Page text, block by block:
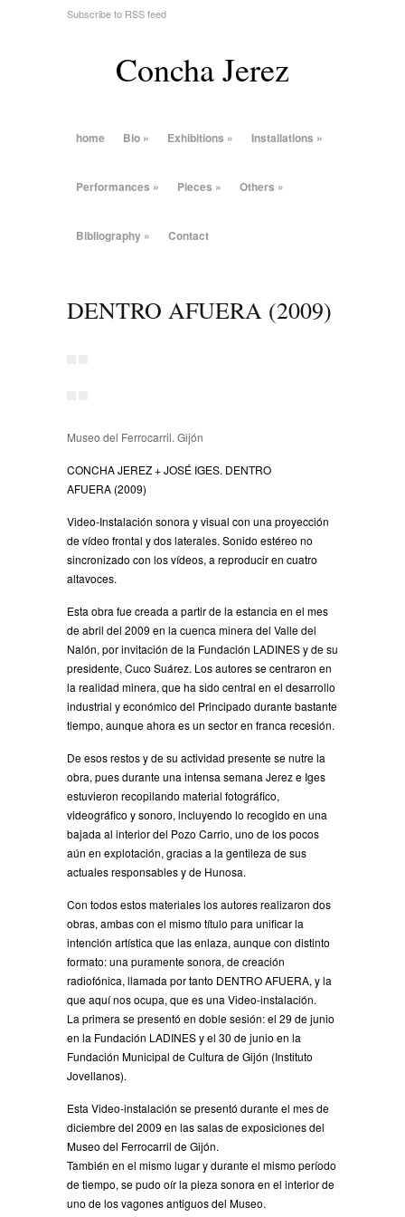
Subscribe to RSS feed
Concha Jerez
home Bio » Exhibitions » Installations »
Performances » Pieces » Others »
Bibliography » Contact
DENTRO AFUERA (2009)
Museo del Ferrocarril. Gijón
CONCHA JEREZ + JOSÉ IGES. DENTRO
AFUERA (2009)
Video-Instalación sonora y visual con una proyección
de vídeo frontal y dos laterales. Sonido estéreo no
sincronizado con los vídeos, a reproducir en cuatro
altavoces.
Esta obra fue creada a partir de la estancia en el mes
de abril del 2009 en la cuenca minera del Valle del
Nalón, por invitación de la Fundación LADINES y de su
presidente, Cuco Suárez. Los autores se centraron en
la realidad minera, que ha sido central en el desarrollo
industrial y económico del Principado durante bastante
tiempo, aunque ahora es un sector en franca recesión.
De esos restos y de su actividad presente se nutre la
obra, pues durante una intensa semana Jerez e Iges
estuvieron recopilando material fotográfico,
videográfico y sonoro, incluyendo lo recogido en una
bajada al interior del Pozo Carrio, uno de los pocos
aún en explotación, gracias a la gentileza de sus
actuales responsables y de Hunosa.
Con todos estos materiales los autores realizaron dos
obras, ambas con el mismo título para unificar la
intención artística que las enlaza, aunque con distinto
formato: una puramente sonora, de creación
radiofónica, llamada por tanto DENTRO AFUERA, y la
que aquí nos ocupa, que es una Video-instalación.
La primera se presentó en doble sesión: el 29 de junio
en la Fundación LADINES y el 30 de junio en la
Fundación Municipal de Cultura de Gijón (Instituto
Jovellanos).
Esta Video-instalación se presentó durante el mes de
diciembre del 2009 en las salas de exposiciones del
Museo del Ferrocarril de Gijón.
También en el mismo lugar y durante el mismo período
de tiempo, se pudo oír la pieza sonora en el interior de
uno de los vagones antiguos del Museo.